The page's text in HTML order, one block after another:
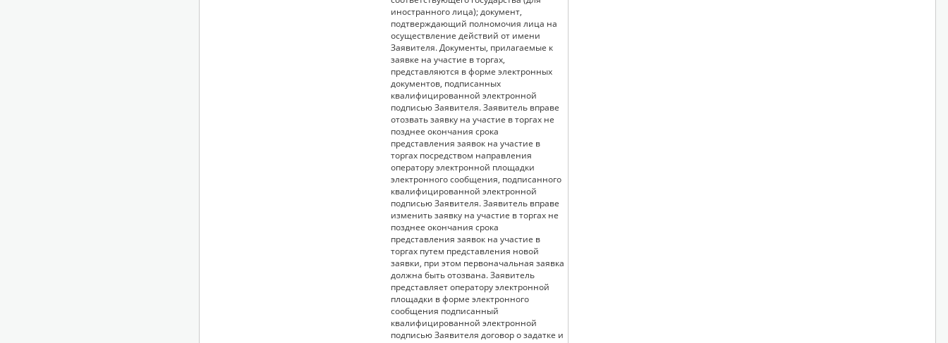
иностранного лица); документ,
подтверждающий полномочия лица на
осуществление действий от имени
Заявителя. Документы, прилагаемые к
заявке на участие в торгах,
представляются в форме электронных
документов, подписанных
квалифицированной электронной
подписью Заявителя. Заявитель вправе
отозвать заявку на участие в торгах не
позднее окончания срока
представления заявок на участие в
торгах посредством направления
оператору электронной площадки
электронного сообщения, подписанного
квалифицированной электронной
подписью Заявителя. Заявитель вправе
изменить заявку на участие в торгах не
позднее окончания срока
представления заявок на участие в
торгах путем представления новой
заявки, при этом первоначальная заявка
должна быть отозвана. Заявитель
представляет оператору электронной
площадки в форме электронного
сообщения подписанный
квалифицированной электронной
подписью Заявителя договор о задатке и